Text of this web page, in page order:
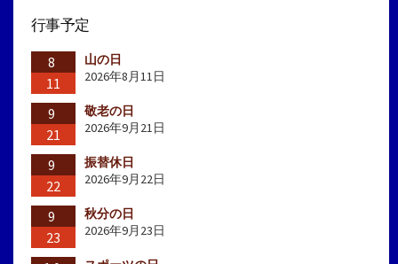
行事予定
8
11
山の日
2026年8月11日
9
21
敬老の日
2026年9月21日
9
22
振替休日
2026年9月22日
9
23
秋分の日
2026年9月23日